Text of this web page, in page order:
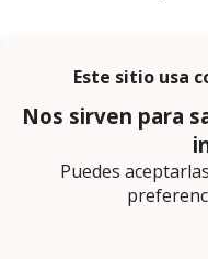
En calidad de
ingresos por